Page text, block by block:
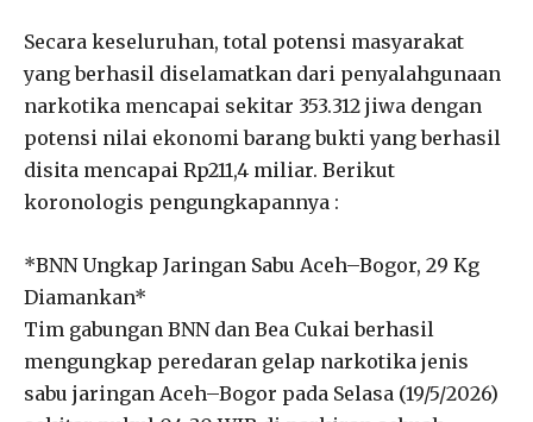
Secara keseluruhan, total potensi masyarakat
yang berhasil diselamatkan dari penyalahgunaan
narkotika mencapai sekitar 353.312 jiwa dengan
potensi nilai ekonomi barang bukti yang berhasil
disita mencapai Rp211,4 miliar. Berikut
koronologis pengungkapannya :
*BNN Ungkap Jaringan Sabu Aceh–Bogor, 29 Kg
Diamankan*
Tim gabungan BNN dan Bea Cukai berhasil
mengungkap peredaran gelap narkotika jenis
sabu jaringan Aceh–Bogor pada Selasa (19/5/2026)